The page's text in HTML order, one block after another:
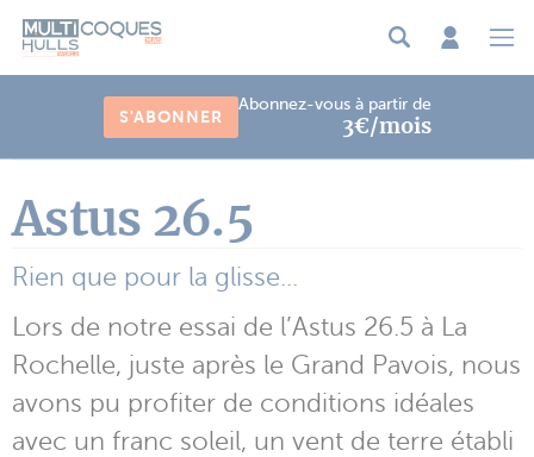
S'ABONNER
Abonnez-vous à partir de
3€/mois
Astus 26.5
Rien que pour la glisse...
Lors de notre essai de l’Astus 26.5 à La
Rochelle, juste après le Grand Pavois, nous
avons pu profiter de conditions idéales
avec un franc soleil, un vent de terre établi